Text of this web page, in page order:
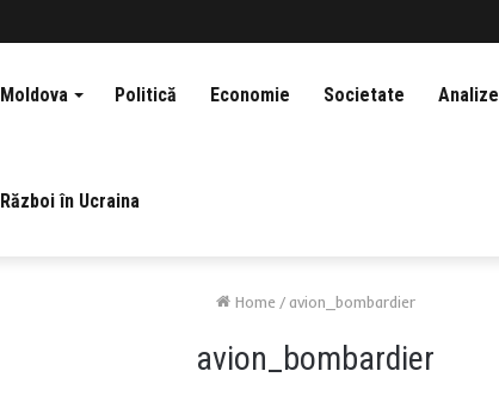
Moldova Politică Economie Societate Analize
Război în Ucraina
Home / avion_bombardier
avion_bombardier